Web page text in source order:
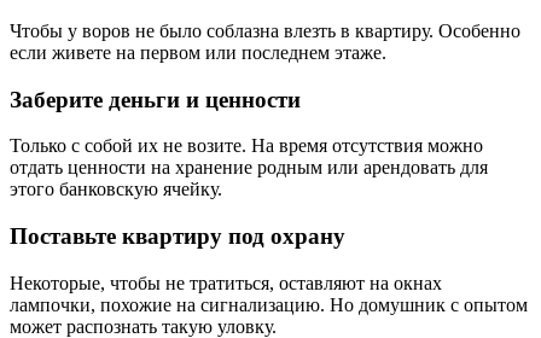
Чтобы у воров не было соблазна влезть в квартиру. Особенно
если живете на первом или последнем этаже.
Заберите деньги и ценности
Только с собой их не возите. На время отсутствия можно
отдать ценности на хранение родным или арендовать для
этого банковскую ячейку.
Поставьте квартиру под охрану
Некоторые, чтобы не тратиться, оставляют на окнах
лампочки, похожие на сигнализацию. Но домушник с опытом
может распознать такую уловку.